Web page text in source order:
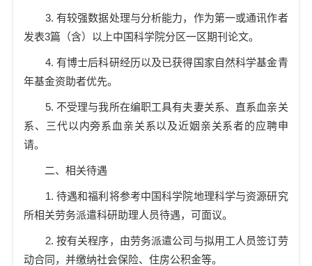
3. 有较强数据处理与分析能力，作为第一或通讯作者
发表3篇（含）以上中国科学院分区一区期刊论文。
4. 有博士后科研经历以及已获得国家自然科学基金青
年基金资助者优先。
5. 不受理与我所在编职工具有夫妻关系、直系血亲关
系、三代以内旁系血亲关系以及近姻亲关系者的应聘申
请。
二、相关待遇
1. 待遇和福利将参考中国科学院地理科学与资源研究
所相关劳务派遣科研助理人员待遇，可面议。
2. 按有关程序，由劳务派遣公司与拟用工人员签订劳
动合同，并缴纳社会保险、住房公积金等。